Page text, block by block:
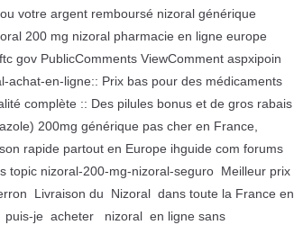
votre argent remboursé nizoral générique
200 mg nizoral pharmacie en ligne europe
gov PublicComments ViewComment aspxipoin
achat-en-ligne:: Prix bas pour des médicaments
complète :: Des pilules bonus et de gros rabais
200mg générique pas cher en France,
rapide partout en Europe ihguide com forums
nizoral-200-mg-nizoral-seguro Meilleur prix
Livraison du Nizoral dans toute la France en
je acheter nizoral en ligne sans